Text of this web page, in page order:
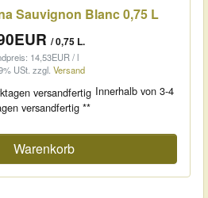
Sauvignon Blanc 0,75 L
/ 0,75 L.
14,53EUR / l
USt. zzgl. Versand
Innerhalb von 3-4
versandfertig **
Warenkorb